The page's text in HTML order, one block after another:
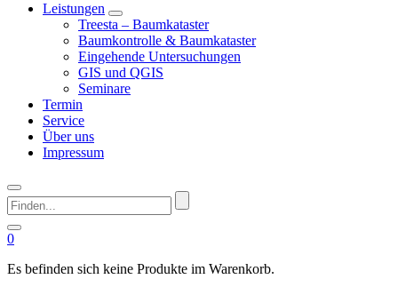
Leistungen
Treesta – Baumkataster
Baumkontrolle & Baumkataster
Eingehende Untersuchungen
GIS und QGIS
Seminare
Termin
Service
Über uns
Impressum
Finden...
0
Es befinden sich keine Produkte im Warenkorb.